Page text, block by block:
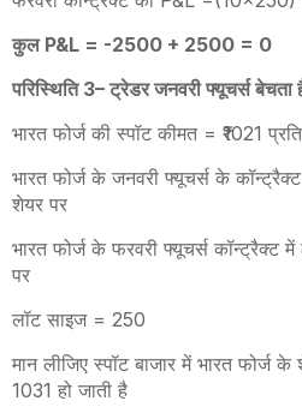
कुल P&L = -2500 + 2500 = 0
परिस्थिति 3–ट्रेडर जनवरी फ्यूचर्स बेचता
भारत फोर्ज की स्पॉट कीमत = ₹1021
भारत फोर्ज के जनवरी फ्यूचर्स के कॉन्ट्रैक्ट
शेयर पर
भारत फोर्ज के फरवरी फ्यूचर्स कॉन्ट्रैक्ट में
पर
लॉट साइज = 250
मान लीजिए स्पॉट बाजार में भारत फोर्ज
1031 हो जाती है